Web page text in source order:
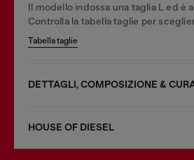
Il modello indossa una taglia L ed è
Controlla la tabella taglie per
Tabella taglie
DETTAGLI, COMPOSIZIONE &
HOUSE OF DIESEL